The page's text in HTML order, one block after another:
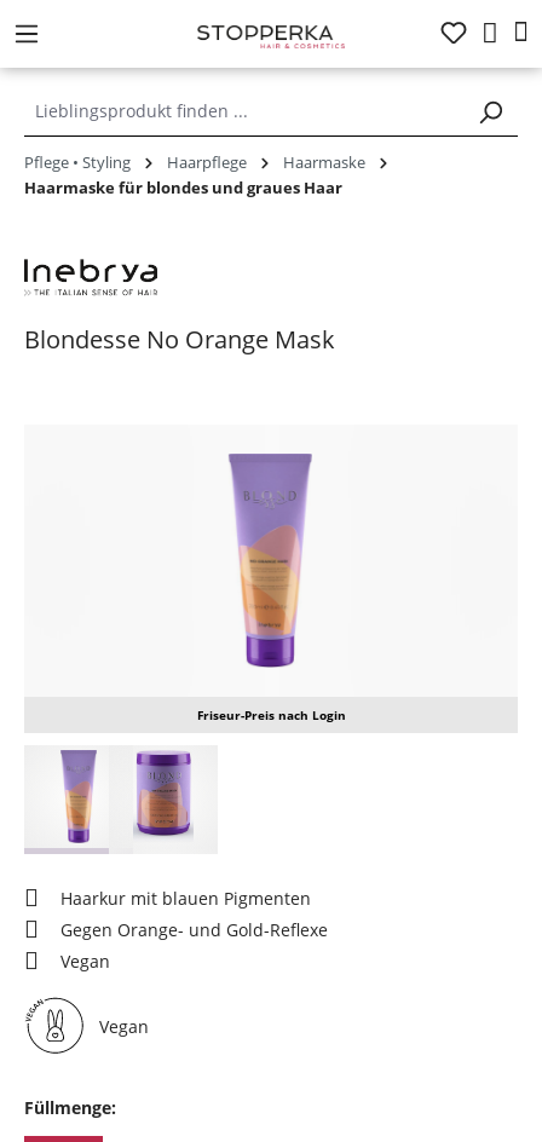
springen
Pflege • Styling Haarpflege
Haarmaske
Haarmaske für blondes und graues Haar
Blondesse No Orange Mask
Friseur-Preis nach Login
Haarkur mit blauen Pigmenten
Gegen Orange- und Gold-Reflexe
Vegan
Vegan
Füllmenge: